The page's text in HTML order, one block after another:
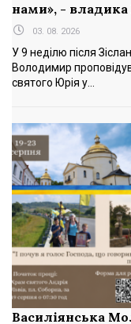
нами», -
03. 08. 2026
У 9 неділю після
Володимир
святого Юрія у...
Василіянська